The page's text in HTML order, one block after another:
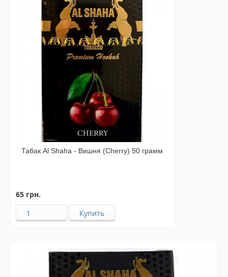
Табак Al Shaha - Вишня (Cherry) 50 грамм
65 грн.